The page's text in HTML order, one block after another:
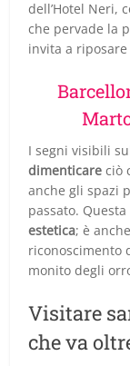
dell’Hotel Neri,
che pervade la
invita a
I segni visibili
dimenticare ciò
anche gli spazi
passato.
estetica; è
riconoscimento
monito degli
Visitare
che va